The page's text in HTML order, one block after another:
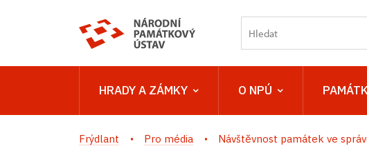
HRADY A ZÁMKY O NPÚ
Frýdlant Pro média Návštěvnost památek ve